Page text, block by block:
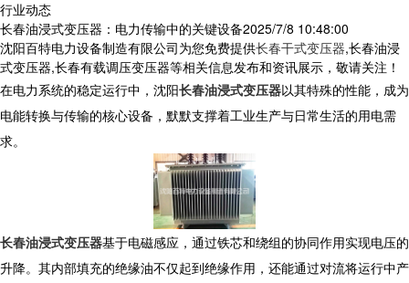
行业动态
长春油浸式变压器：电力传输中的关键设备​2025/7/8 10:48:00
沈阳百特电力设备制造有限公司为您免费提供长春干式变压器,长春油浸
式变压器,长春有载调压变压器等相关信息发布和资讯展示，敬请关注！
在电力系统的稳定运行中，沈阳长春油浸式变压器以其特殊的性能，成为
电能转换与传输的核心设备，默默支撑着工业生产与日常生活的用电需
求。​
长春油浸式变压器基于电磁感应，通过铁芯和绕组的协同作用实现电压的
升降。其内部填充的绝缘油不仅起到绝缘作用，还能通过对流将运行中产